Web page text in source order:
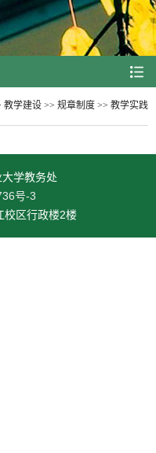
教学建设 >> 规章制度 >> 教学实践
学教务处
号-3
校区行政楼2楼